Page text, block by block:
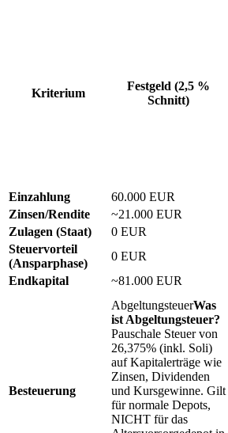
Kriterium
Festgeld (2,5 %
Schnitt)
Einzahlung
60.000 EUR
Zinsen/Rendite
~21.000 EUR
Zulagen (Staat)
0 EUR
Steuervorteil
(Ansparphase)
0 EUR
Endkapital
~81.000 EUR
Besteuerung
AbgeltungsteuerWas
ist Abgeltungsteuer?
Pauschale Steuer von
26,375% (inkl. Soli)
auf Kapitalerträge wie
Zinsen, Dividenden
und Kursgewinne. Gilt
für normale Depots,
NICHT für das